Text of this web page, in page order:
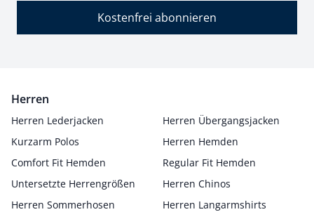
Kostenfrei abonnieren
Herren
Herren Lederjacken
Herren Übergangsjacken
Kurzarm Polos
Herren Hemden
Comfort Fit Hemden
Regular Fit Hemden
Untersetzte Herrengrößen
Herren Chinos
Herren Sommerhosen
Herren Langarmshirts